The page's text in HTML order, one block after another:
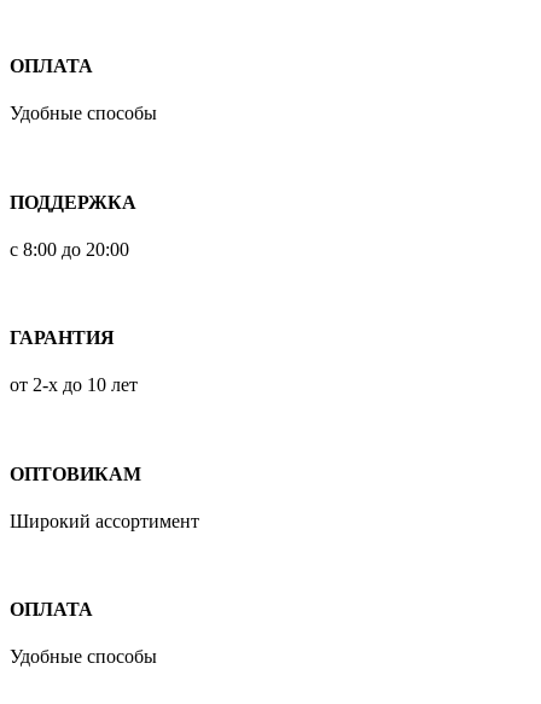
ОПЛАТА
Удобные способы
ПОДДЕРЖКА
с 8:00 до 20:00
ГАРАНТИЯ
от 2-х до 10 лет
ОПТОВИКАМ
Широкий ассортимент
ОПЛАТА
Удобные способы